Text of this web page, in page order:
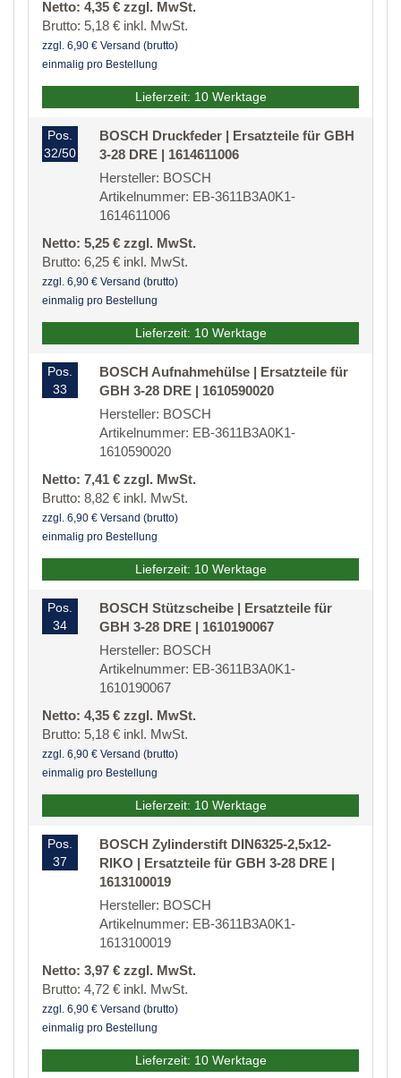
Netto: 4,35 € zzgl. MwSt.
Brutto: 5,18 € inkl. MwSt.
zzgl. 6,90 € Versand (brutto)
einmalig pro Bestellung
Lieferzeit: 10 Werktage
Pos.
32/50
BOSCH Druckfeder | Ersatzteile für GBH
3-28 DRE | 1614611006
Hersteller: BOSCH
Artikelnummer: EB-3611B3A0K1-
1614611006
Netto: 5,25 € zzgl. MwSt.
Brutto: 6,25 € inkl. MwSt.
zzgl. 6,90 € Versand (brutto)
einmalig pro Bestellung
Lieferzeit: 10 Werktage
Pos.
33
BOSCH Aufnahmehülse | Ersatzteile für
GBH 3-28 DRE | 1610590020
Hersteller: BOSCH
Artikelnummer: EB-3611B3A0K1-
1610590020
Netto: 7,41 € zzgl. MwSt.
Brutto: 8,82 € inkl. MwSt.
zzgl. 6,90 € Versand (brutto)
einmalig pro Bestellung
Lieferzeit: 10 Werktage
Pos.
34
BOSCH Stützscheibe | Ersatzteile für
GBH 3-28 DRE | 1610190067
Hersteller: BOSCH
Artikelnummer: EB-3611B3A0K1-
1610190067
Netto: 4,35 € zzgl. MwSt.
Brutto: 5,18 € inkl. MwSt.
zzgl. 6,90 € Versand (brutto)
einmalig pro Bestellung
Lieferzeit: 10 Werktage
Pos.
37
BOSCH Zylinderstift DIN6325-2,5x12-
RIKO | Ersatzteile für GBH 3-28 DRE |
1613100019
Hersteller: BOSCH
Artikelnummer: EB-3611B3A0K1-
1613100019
Netto: 3,97 € zzgl. MwSt.
Brutto: 4,72 € inkl. MwSt.
zzgl. 6,90 € Versand (brutto)
einmalig pro Bestellung
Lieferzeit: 10 Werktage